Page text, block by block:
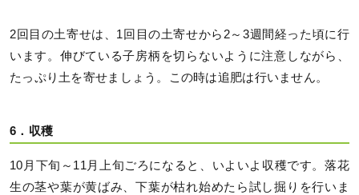
2回目の土寄せは、1回目の土寄せから2～3週間経った頃に行
います。伸びている子房柄を切らないように注意しながら、
たっぷり土を寄せましょう。この時は追肥は行いません。
6．収穫
10月下旬～11月上旬ごろになると、いよいよ収穫です。落花
生の茎や葉が黄ばみ、下葉が枯れ始めたら試し掘りを行いま